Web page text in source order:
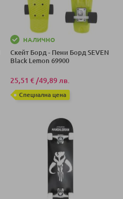
НАЛИЧНО
Скейт Борд - Пени Борд SEVEN
Black Lemon 69900
25,51 € /49,89 лв.
Специална цена